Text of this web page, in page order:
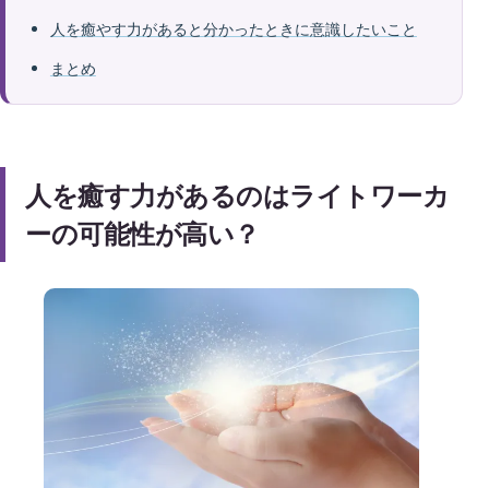
人を癒やす力があると分かったときに意識したいこと
まとめ
人を癒す力があるのはライトワーカ
ーの可能性が高い？